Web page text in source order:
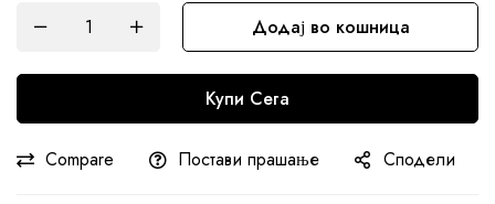
Додај во кошница
Купи Сега
Compare Постави прашање Сподели